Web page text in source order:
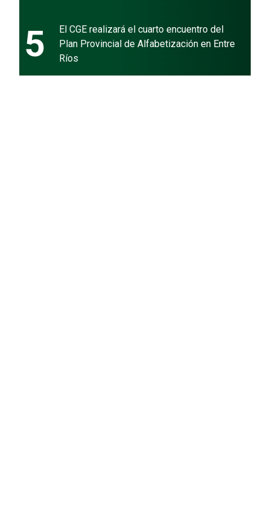
5
El CGE realizará el cuarto encuentro del
Plan Provincial de Alfabetización en Entre
Ríos